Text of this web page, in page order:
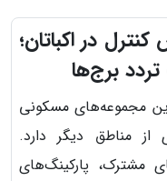
در اکباتان؛
برج‌ها
مجموعه‌های مسکونی
از مناطق دیگر دارد.
مشترک، پارکینگ‌های